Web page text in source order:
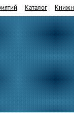
Каталог